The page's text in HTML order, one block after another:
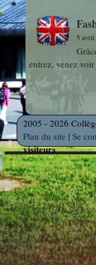
Des Arts
Voyages
et
5 avril
entrez, venez
2005 - 2026
Plan du site | Se
visiteurs